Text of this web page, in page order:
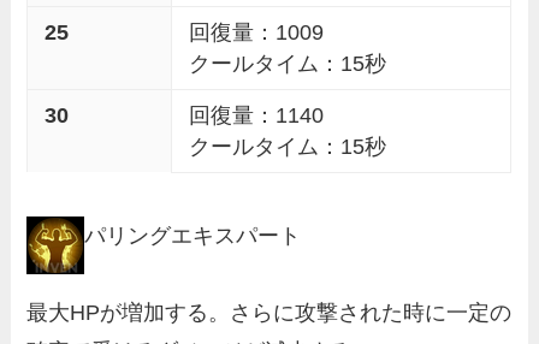
25
回復量：1009
クールタイム：15秒
30
回復量：1140
クールタイム：15秒
パリングエキスパート
最大HPが増加する。さらに攻撃された時に一定の